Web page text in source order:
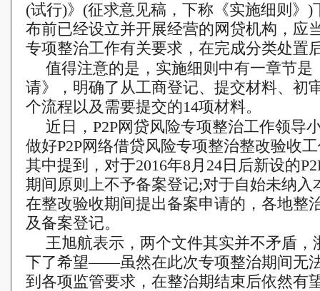
(试行)》(征求意见稿，下称《实施细则》
布前已经设立并开展经营的网贷机构，应
专项整治工作有关要求，在完成分类处置
值得注意的是，实施细则中有一章节是
请》，明确了从工商登记、提交材料、初
个流程以及需要提交的14项材料。
近日，P2P网贷风险专项整治工作领导
做好P2P网络借贷风险专项整治整改验收
其中提到，对于2016年8月24日后新设的
期间原则上不予备案登记;对于自始未纳入
在整改验收期间提出备案申请的，各地整
及备案登记。
王旭航表示，两个文件其实并不矛盾，
下了希望——虽然在此次专项整治期间无
到各项监管要求，在整治期结束后依然有